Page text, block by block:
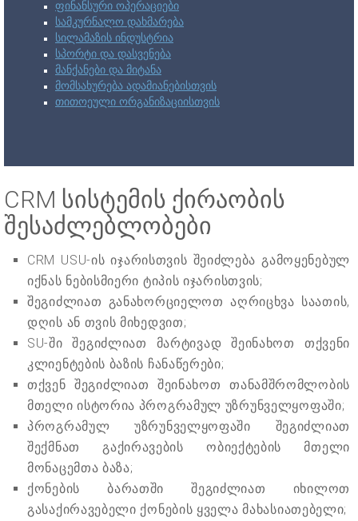
ფინანსური ოპერაციები
სამკურნალო დახმარება
სილამაზის ინდუსტრია
სპორტი და დასვენება
მანქანები და მიტანა
მომსახურება ადამიანებისთვის
თითოეული ორგანიზაციისთვის
CRM სისტემის ქირაობის
შესაძლებლობები
CRM USU-ის იჯარისთვის შეიძლება გამოყენებულ
იქნას ნებისმიერი ტიპის იჯარისთვის;
შეგიძლიათ განახორციელოთ აღრიცხვა საათის,
დღის ან თვის მიხედვით;
SU-ში შეგიძლიათ მარტივად შეინახოთ თქვენი
კლიენტების ბაზის ჩანაწერები;
თქვენ შეგიძლიათ შეინახოთ თანამშრომლობის
მთელი ისტორია პროგრამულ უზრუნველყოფაში;
პროგრამულ უზრუნველყოფაში შეგიძლიათ
შექმნათ გაქირავების ობიექტების მთელი
მონაცემთა ბაზა;
ქონების ბარათში შეგიძლიათ იხილოთ
გასაქირავებელი ქონების ყველა მახასიათებელი;